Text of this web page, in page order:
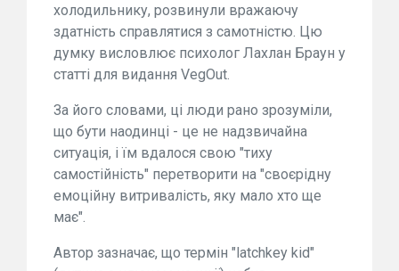
холодильнику, розвинули вражаючу
здатність справлятися з самотністю. Цю
думку висловлює психолог Лахлан Браун у
статті для видання VegOut.
За його словами, ці люди рано зрозуміли,
що бути наодинці - це не надзвичайна
ситуація, і їм вдалося свою "тиху
самостійність" перетворити на "своєрідну
емоційну витривалість, яку мало хто ще
має".
Автор зазначає, що термін "latchkey kid"